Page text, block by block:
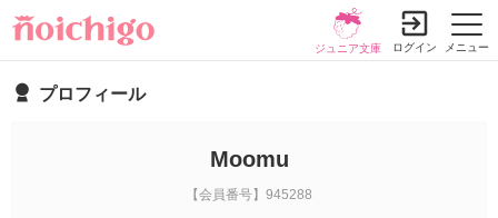
メニュー
ジュニア文庫 ログイン
プロフィール
Moomu
【会員番号】945288